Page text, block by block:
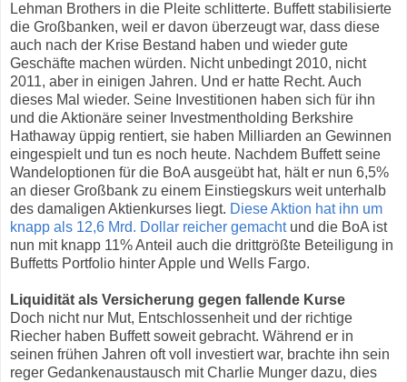
Lehman Brothers in die Pleite schlitterte. Buffett stabilisierte
die Großbanken, weil er davon überzeugt war, dass diese
auch nach der Krise Bestand haben und wieder gute
Geschäfte machen würden. Nicht unbedingt 2010, nicht
2011, aber in einigen Jahren. Und er hatte Recht. Auch
dieses Mal wieder. Seine Investitionen haben sich für ihn
und die Aktionäre seiner Investmentholding Berkshire
Hathaway üppig rentiert, sie haben Milliarden an Gewinnen
eingespielt und tun es noch heute. Nachdem Buffett seine
Wandeloptionen für die BoA ausgeübt hat, hält er nun 6,5%
an dieser Großbank zu einem Einstiegskurs weit unterhalb
des damaligen Aktienkurses liegt. Diese Aktion hat ihn um
knapp als 12,6 Mrd. Dollar reicher gemachtund die BoA ist
nun mit knapp 11% Anteil auch die drittgrößte Beteiligung in
Buffetts Portfolio hinter Apple und Wells Fargo.
Liquidität als Versicherung gegen fallende Kurse
Doch nicht nur Mut, Entschlossenheit und der richtige
Riecher haben Buffett soweit gebracht. Während er in
seinen frühen Jahren oft voll investiert war, brachte ihn sein
reger Gedankenaustausch mit Charlie Munger dazu, dies